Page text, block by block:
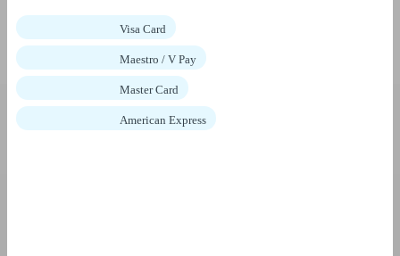
Visa Card
Maestro / V Pay
Master Card
American Express